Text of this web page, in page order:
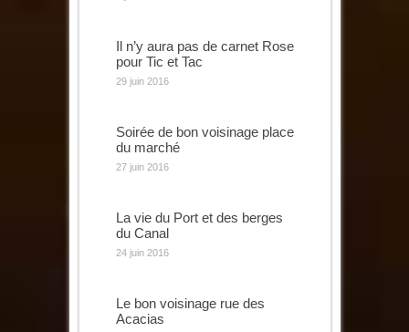
Il n’y aura pas de carnet Rose
pour Tic et Tac
29 juin 2016
Soirée de bon voisinage place
du marché
27 juin 2016
La vie du Port et des berges
du Canal
24 juin 2016
Le bon voisinage rue des
Acacias